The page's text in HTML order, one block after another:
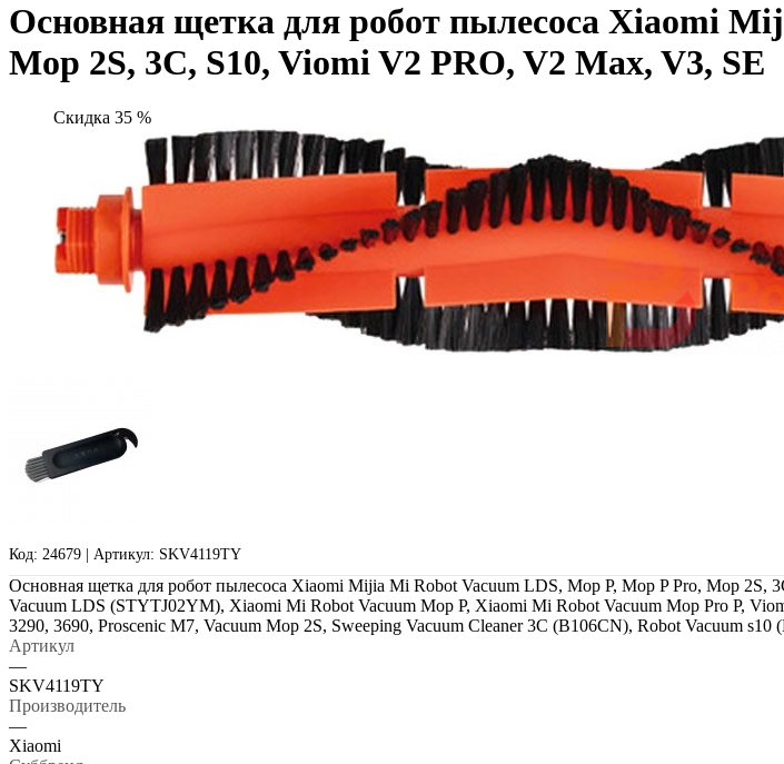
Основная щетка для робот пылесоса Xiaomi
Mop 2S, 3C, S10, Viomi V2 PRO, V2 Max, V3, SE
Скидка 35 %
Код: 24679 | Артикул: SKV4119TY
Основная щетка для робот пылесоса Xiaomi Mijia Mi Robot Vacuum LDS, Mop P, Mop P Pro, Mop
Vacuum LDS (STYTJ02YM), Xiaomi Mi Robot Vacuum Mop P, Xiaomi Mi Robot Vacuum Mop Pro P,
3290, 3690, Proscenic M7, Vacuum Mop 2S, Sweeping Vacuum Cleaner 3C (B106CN), Robot Vacuum s10
Артикул
—
SKV4119TY
Производитель
—
Xiaomi